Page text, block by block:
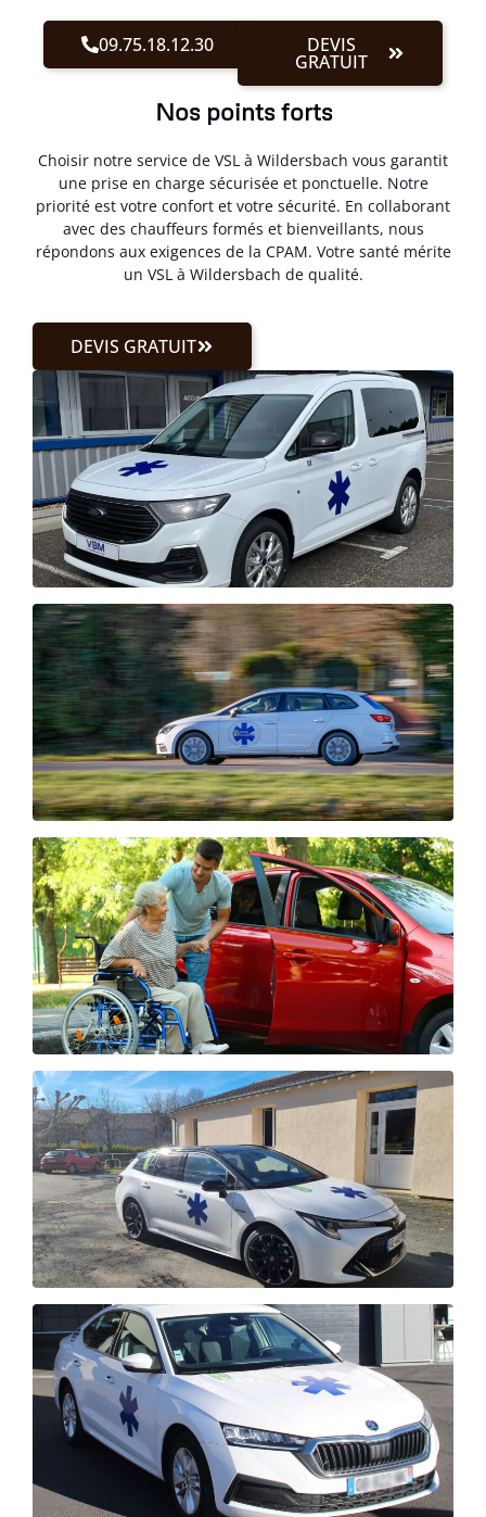
09.75.18.12.30 DEVIS
GRATUIT
Nos points forts
Choisir notre service de VSL à Wildersbach vous garantit
une prise en charge sécurisée et ponctuelle. Notre
priorité est votre confort et votre sécurité. En collaborant
avec des chauffeurs formés et bienveillants, nous
répondons aux exigences de la CPAM. Votre santé mérite
un VSL à Wildersbach de qualité.
DEVIS GRATUIT